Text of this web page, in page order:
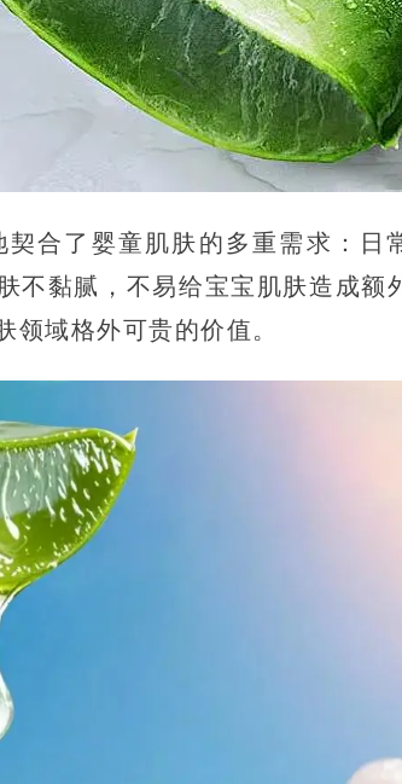
合了婴童肌肤的多重需求：日
不黏腻，不易给宝宝肌肤造成额
域格外可贵的价值。